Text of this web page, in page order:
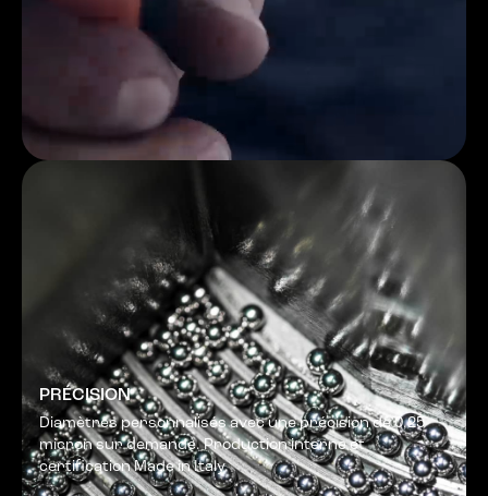
PRÉCISION
Diamètres personnalisés avec une précision de 0,25
micron sur demande. Production interne et
certification Made in Italy.